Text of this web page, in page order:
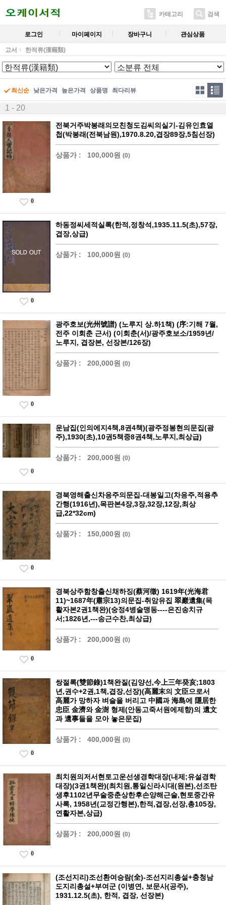
카테고리 검색
로그인 마이페이지 장바구니 관심상품
고서 한적류(漢籍類)
최신순 낮은가격 높은가격 상품명 최다리뷰
1 - 20
전북거주박봉래의모친청도김씨의실기-김유인효열
첩(박봉래(전북남원),1970.8.20,겹장89장,5침선장)
상품가 : 100,000원 (0)
0
하동정씨세적실록(한적,정창석,1935.11.5(초),57장,
겹장,상급)
상품가 : 100,000원 (0)
0
광주호보(光州號譜) (노루지 상.하1책) (序:기해 7월,
전주 이회춘 근서) (이회춘(서)/광주호보소/1959년/
노루지, 겹장본, 선장본/126장)
상품가 : 200,000원 (0)
0
운남집(인의에지4책,8권4책)(광주정봉현의문집(광
주),1930(초),10권5책중8권4책,노루지,최상급)
상품가 : 200,000원 (0)
0
경북영해출신차응주의문집-대봉일고(차응주,적용추
간행(1916년),목판본4장,3장,32장,12장,최상
급,22*32cm)
상품가 : 150,000원 (0)
0
경북상주함창출신채하징(蔡河徵) 1619年(光海君
11)~1687年(肅宗13)의문집-취암유집 翠巖遺集(목
활자본2권1책완)(숭정4병술맹동----은진송치규
서;1826년,---송근수찬,최상급)
상품가 : 200,000원 (0)
0
쌍절록(雙節錄)1책완질(김양선,今上三年癸亥;1803
년,권수+2권,1책,겹장,선장)(高麗末의 文臣으로서
高麗가 망하자 벼슬을 버리고 中國과 海島에 隱居한
忠臣 金濟와 金澍 형제(안동고죽서원에제향)의 遺文
과 遺事들을 모아 놓은문집)
상품가 : 400,000원 (0)
0
최치원의저서현토고운선생경학대장(내제;유설경학
대장)(3권1책완)(최치원,통일신라시대(원본),선조탄
생후1102년무술중춘상한후손양해근술,현토중간유
사록, 1958년(교정간행본),한적,겹장,선장,총105장,
연활자본,상급)
상품가 : 200,000원 (0)
0
(조선지리)조선환여승람(全)-조선지리총설+충청남
도지리총설+부여군 (이병연, 보문사(공주),
1931.12.5(초), 한적, 겹장, 선장본)